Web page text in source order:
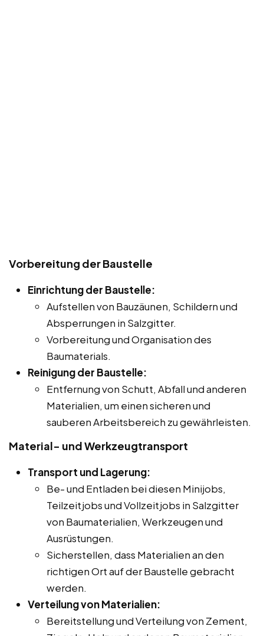
Vorbereitung der Baustelle
Einrichtung der Baustelle:
Aufstellen von Bauzäunen, Schildern und
Absperrungen in Salzgitter.
Vorbereitung und Organisation des
Baumaterials.
Reinigung der Baustelle:
Entfernung von Schutt, Abfall und anderen
Materialien, um einen sicheren und
sauberen Arbeitsbereich zu gewährleisten.
Material- und Werkzeugtransport
Transport und Lagerung:
Be- und Entladen bei diesen Minijobs,
Teilzeitjobs und Vollzeitjobs in Salzgitter
von Baumaterialien, Werkzeugen und
Ausrüstungen.
Sicherstellen, dass Materialien an den
richtigen Ort auf der Baustelle gebracht
werden.
Verteilung von Materialien:
Bereitstellung und Verteilung von Zement,